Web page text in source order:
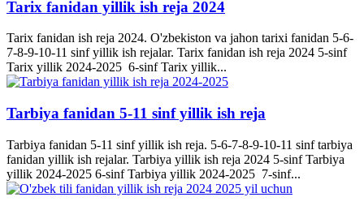
Tarix fanidan yillik ish reja 2024
Tarix fanidan ish reja 2024. O'zbekiston va jahon tarixi fanidan 5-6-
7-8-9-10-11 sinf yillik ish rejalar. Tarix fanidan ish reja 2024 5-sinf
Tarix yillik 2024-2025 6-sinf Tarix yillik...
Tarbiya fanidan 5-11 sinf yillik ish reja
Tarbiya fanidan 5-11 sinf yillik ish reja. 5-6-7-8-9-10-11 sinf tarbiya
fanidan yillik ish rejalar. Tarbiya yillik ish reja 2024 5-sinf Tarbiya
yillik 2024-2025 6-sinf Tarbiya yillik 2024-2025 7-sinf...